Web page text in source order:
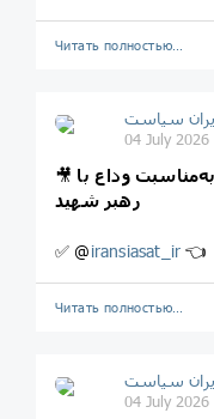
Читать полностью…
سیاست
04 July 2026
🎥 وداع با
رهبر شهید
✅ @iransiasat_ir 👈
Читать полностью…
سیاست
04 July 2026